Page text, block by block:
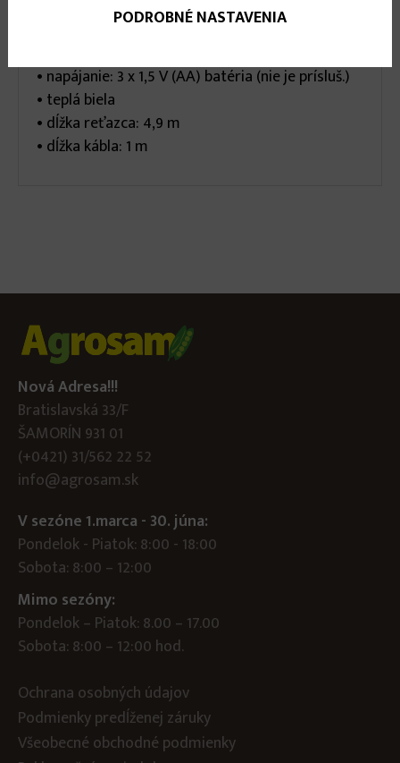
• zelený kábel
• 8 programov
• napájanie: 3 x 1,5 V (AA) batéria (nie je prísluš.)
• teplá biela
• dĺžka reťazca: 4,9 m
• dĺžka kábla: 1 m
Nová Adresa!!!
Bratislavská 33/F
ŠAMORÍN 931 01
(+0421) 31/562 22 52
info@agrosam.sk
V sezóne 1.marca - 30. júna:
Pondelok - Piatok: 8:00 - 18:00
Sobota: 8:00 – 12:00
Mimo sezóny:
Pondelok – Piatok: 8.00 – 17.00
Sobota: 8:00 – 12:00 hod.
Ochrana osobných údajov
Podmienky predĺženej záruky
Všeobecné obchodné podmienky
PODROBNÉ NASTAVENIA